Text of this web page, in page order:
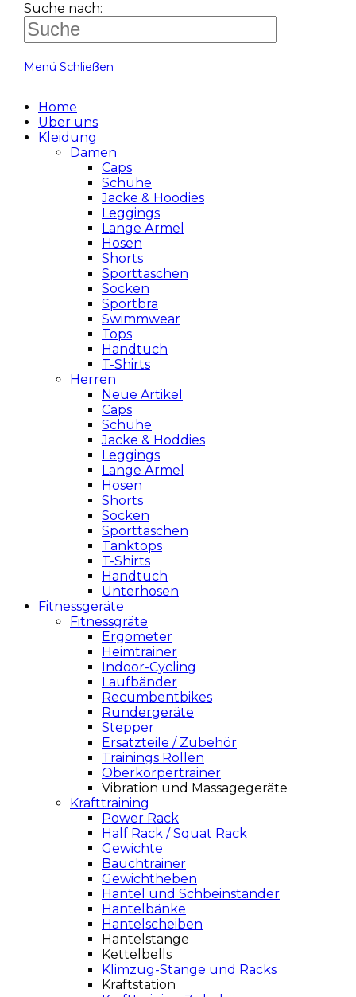
Suche nach:
Menü Schließen
Home
Über uns
Kleidung
Damen
Caps
Schuhe
Jacke & Hoodies
Leggings
Lange Ärmel
Hosen
Shorts
Sporttaschen
Socken
Sportbra
Swimmwear
Tops
Handtuch
T-Shirts
Herren
Neue Artikel
Caps
Schuhe
Jacke & Hoddies
Leggings
Lange Ärmel
Hosen
Shorts
Socken
Sporttaschen
Tanktops
T-Shirts
Handtuch
Unterhosen
Fitnessgeräte
Fitnessgräte
Ergometer
Heimtrainer
Indoor-Cycling
Laufbänder
Recumbentbikes
Rundergeräte
Stepper
Ersatzteile / Zubehör
Trainings Rollen
Oberkörpertrainer
Vibration und Massagegeräte
Krafttraining
Power Rack
Half Rack / Squat Rack
Gewichte
Bauchtrainer
Gewichtheben
Hantel und Schbeinständer
Hantelbänke
Hantelscheiben
Hantelstange
Kettelbells
Klimzug-Stange und Racks
Kraftstation